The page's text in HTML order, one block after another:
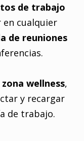
de trabajo
cualquier
de reuniones
wellness,
y recargar
de trabajo.